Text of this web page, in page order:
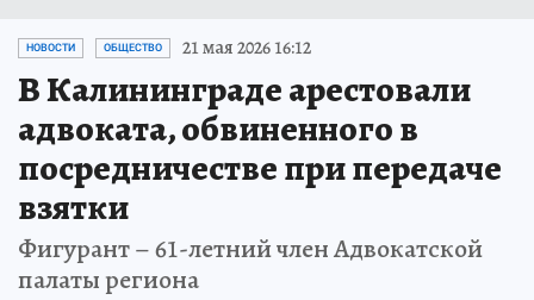
НОВОСТИ ОБЩЕСТВО 21 мая 2026 16:12
В Калининграде арестовали
адвоката, обвиненного в
посредничестве при передаче
взятки
Фигурант – 61-летний член Адвокатской
палаты региона